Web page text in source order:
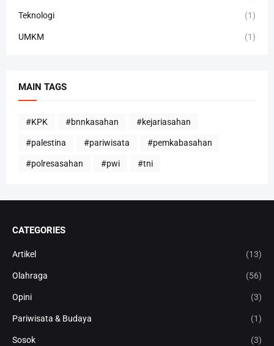
Teknologi (1)
UMKM (1)
MAIN TAGS
#KPK #bnnkasahan #kejariasahan
#palestina #pariwisata #pemkabasahan
#polresasahan #pwi #tni
CATEGORIES
Artikel (13)
Olahraga (56)
Opini (3)
Pariwisata & Budaya (1)
Sosok (3)